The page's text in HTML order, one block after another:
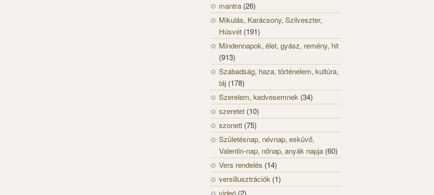
mantra (26)
Mikulás, Karácsony, Szilveszter,
Húsvét (191)
Mindennapok, élet, gyász, remény, hit
(913)
Szabadság, haza, történelem, kultúra,
táj (178)
Szerelem, kedvesemnek (34)
szeretet (10)
szonett (75)
Születésnap, névnap, esküvő,
Valentin-nap, nőnap, anyák napja (60)
Vers rendelés (14)
versillusztrációk (1)
videó (2)